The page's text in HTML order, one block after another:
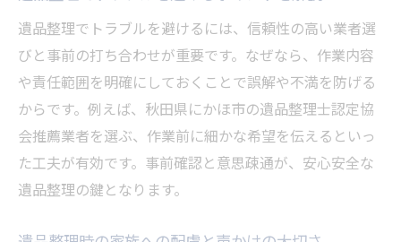
遺品整理でトラブルを避けるには、信頼性の高い業者選
びと事前の打ち合わせが重要です。なぜなら、作業内容
や責任範囲を明確にしておくことで誤解や不満を防げる
からです。例えば、秋田県にかほ市の遺品整理士認定協
会推薦業者を選ぶ、作業前に細かな希望を伝えるといっ
た工夫が有効です。事前確認と意思疎通が、安心安全な
遺品整理の鍵となります。